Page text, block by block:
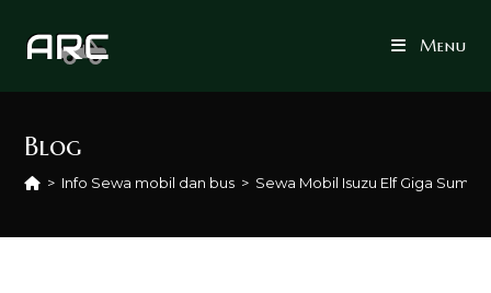
Menu
Blog
> Info Sewa mobil dan bus > Sewa Mobil Isuzu Elf Giga